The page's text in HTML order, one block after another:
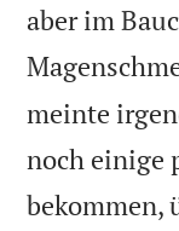
aber im
meinte
noch einige
bekommen,